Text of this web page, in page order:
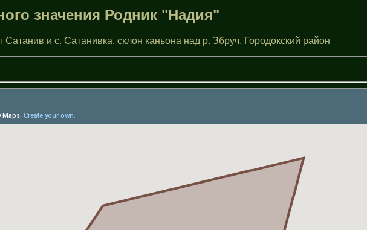
значения Родник "Надия"
и с. Сатанивка, склон каньона над р. Збруч, Городокский район